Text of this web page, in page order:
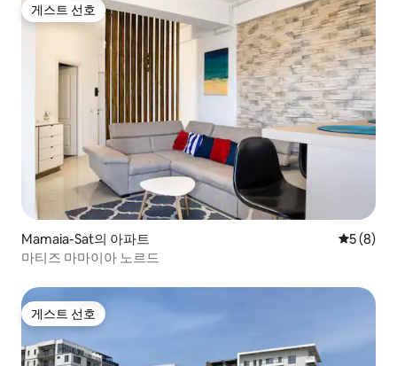
게스트 선호
게스트 선호
Mamaia-Sat의 아파트 평점 5점
5 (8)
마티즈 마마이아 노르드
게스트 선호
게스트 선호